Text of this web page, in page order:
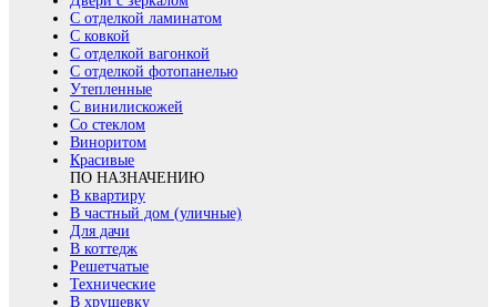
С отделкой ламинатом
С ковкой
С отделкой вагонкой
С отделкой фотопанелью
Утепленные
С винилискожей
Со стеклом
Виноритом
Красивые
ПО НАЗНАЧЕНИЮ
В квартиру
В частный дом (уличные)
Для дачи
В коттедж
Решетчатые
Технические
В хрущевку